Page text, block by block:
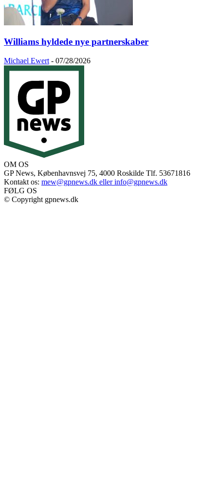
Williams hyldede nye partnerskaber
Michael Ewert - 07/28/2026
OM OS
GP News, Københavnsvej 75, 4000 Roskilde Tlf. 53671816
Kontakt os: mew@gpnews.dk eller info@gpnews.dk
FØLG OS
© Copyright gpnews.dk